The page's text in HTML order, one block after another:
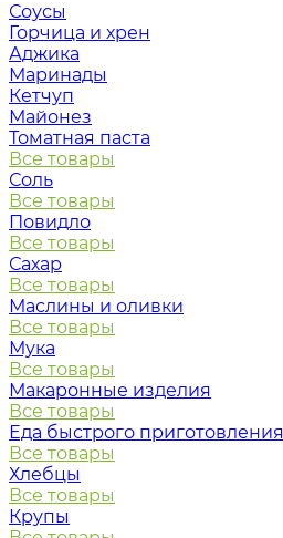
Соусы
Горчица и хрен
Аджика
Маринады
Кетчуп
Майонез
Томатная паста
Все товары
Соль
Все товары
Повидло
Все товары
Сахар
Все товары
Маслины и оливки
Все товары
Мука
Все товары
Макаронные изделия
Все товары
Еда быстрого приготовления
Все товары
Хлебцы
Все товары
Крупы